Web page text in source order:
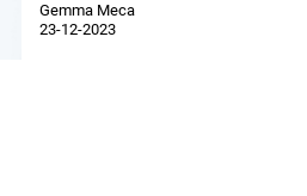
Gemma Meca
23-12-2023